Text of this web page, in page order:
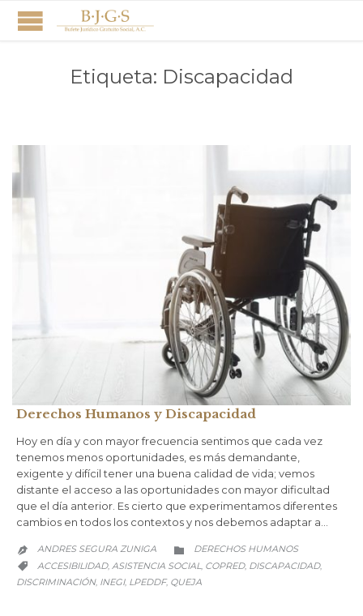
Etiqueta: Discapacidad
Derechos Humanos y Discapacidad
Hoy en día y con mayor frecuencia sentimos que cada vez
tenemos menos oportunidades, es más demandante,
exigente y difícil tener una buena calidad de vida; vemos
distante el acceso a las oportunidades con mayor dificultad
que el día anterior. Es cierto que experimentamos diferentes
cambios en todos los contextos y nos debemos adaptar a…
 ANDRES SEGURA ZUNIGA  CATEGORY
DERECHOS HUMANOS
 CATEGORY
ACCESIBILIDAD, ASISTENCIA SOCIAL, COPRED, DISCAPACIDAD,
DISCRIMINACIÓN, INEGI, LPEDDF, QUEJA